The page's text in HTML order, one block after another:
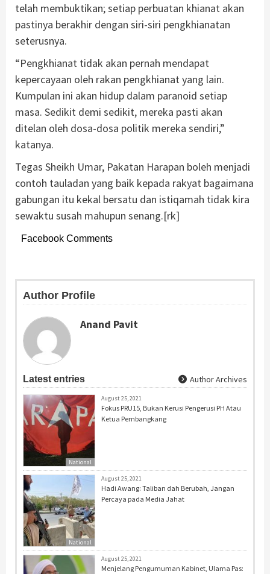
telah membuktikan; setiap perbuatan khianat akan
pastinya berakhir dengan siri-siri pengkhianatan
seterusnya.
“Pengkhianat tidak akan pernah mendapat
kepercayaan oleh rakan pengkhianat yang lain.
Kumpulan ini akan hidup dalam paranoid setiap
masa. Sedikit demi sedikit, mereka pasti akan
ditelan oleh dosa-dosa politik mereka sendiri,”
katanya.
Tegas Sheikh Umar, Pakatan Harapan boleh menjadi
contoh tauladan yang baik kepada rakyat bagaimana
gabungan itu kekal bersatu dan istiqamah tidak kira
sewaktu susah mahupun senang.[rk]
Facebook Comments
Author Profile
Anand Pavit
Latest entries Author Archives
National
August 25, 2021
Fokus PRU15, Bukan Kerusi Pengerusi PH Atau
Ketua Pembangkang
National
August 25, 2021
Hadi Awang: Taliban dah Berubah, Jangan
Percaya pada Media Jahat
August 25, 2021
Menjelang Pengumuman Kabinet, Ulama Pas: